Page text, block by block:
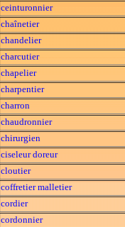
ceinturonnier
chaînetier
chandelier
charcutier
chapelier
charpentier
charron
chaudronnier
chirurgien
ciseleur doreur
cloutier
coffretier malletier
cordier
cordonnier